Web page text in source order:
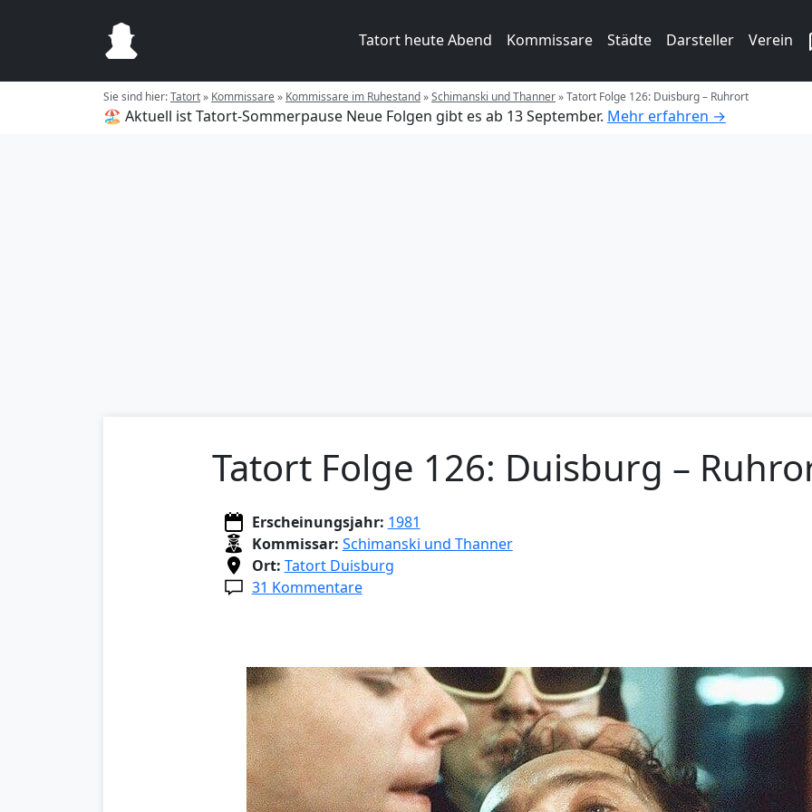
Tatort heute Abend Kommissare Städte Darsteller Verein
Sie sind hier:Tatort» Kommissare» Kommissare im Ruhestand»Schimanski und Thanner»Tatort Folge 126: Duisburg – Ruhrort
🏖️ Aktuell ist Tatort-Sommerpause Neue Folgen gibt es ab 13 September. Mehr erfahren →
Tatort Folge 126: Duisburg –
Erscheinungsjahr: 1981
Kommissar: Schimanski und Thanner
Ort: Tatort Duisburg
31 Kommentare